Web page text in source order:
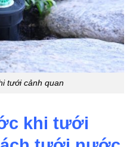
tưới cảnh quan
khi tưới